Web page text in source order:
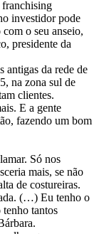
franchising
investidor pode
o seu anseio,
presidente da
antigas da rede de
na zona sul de
clientes.
E a gente
fazendo um bom
Só nos
mais, se não
de costureiras.
(…) Eu tenho o
tenho tantos